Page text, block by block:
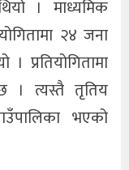
। माध्यमिक
२४ जना
। प्रतियोगितामा
। त्यस्तै तृतिय
भएको